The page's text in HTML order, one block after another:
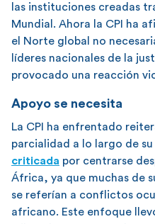
las instituciones creadas
Mundial. Ahora la CPI ha
el Norte global no
líderes nacionales de la
provocado una reacción
Apoyo se necesita
La CPI ha enfrentado
parcialidad a lo largo de
criticada por centrarse
África, ya que muchas de
se referían a conflictos
africano. Este enfoque